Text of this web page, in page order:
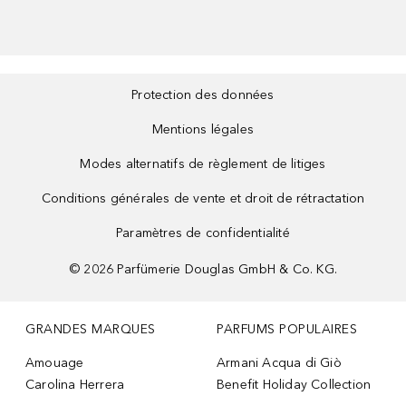
Protection des données
Mentions légales
Modes alternatifs de règlement de litiges
Conditions générales de vente et droit de rétractation
Paramètres de confidentialité
© 2026 Parfümerie Douglas GmbH & Co. KG.
GRANDES MARQUES
Amouage
Carolina Herrera
PARFUMS POPULAIRES
Armani Acqua di Giò
Benefit Holiday Collection